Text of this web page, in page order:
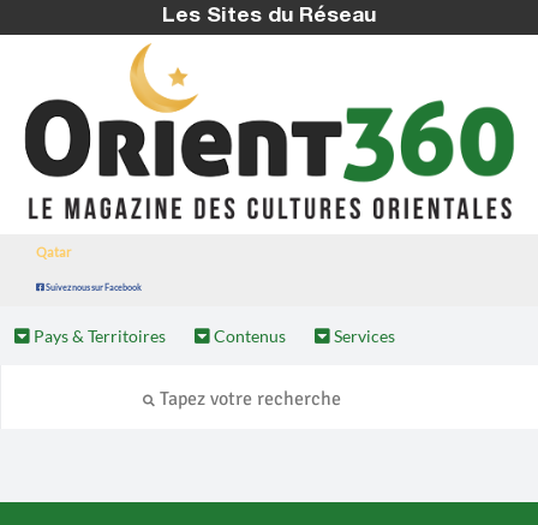
Les Sites du Réseau
Qatar
Suivez nous sur Facebook
Pays & Territoires Contenus Services